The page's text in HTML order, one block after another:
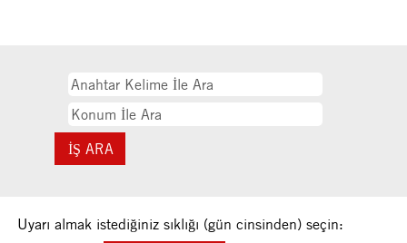
Uyarı almak istediğiniz sıklığı (gün cinsinden) seçin: